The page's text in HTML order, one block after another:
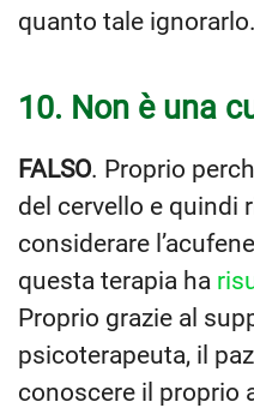
quanto tale ignorarlo.
10. Non è una
FALSO. Proprio
del cervello e quindi
considerare
questa terapia ha
Proprio grazie al
psicoterapeuta, il
conoscere il proprio